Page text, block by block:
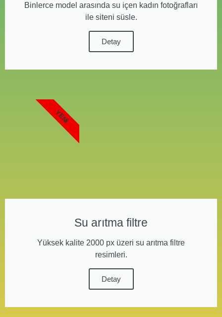
Binlerce model arasında su içen kadın fotoğrafları
ile siteni süsle.
Detay
Su arıtma filtre
Yüksek kalite 2000 px üzeri su arıtma filtre
resimleri.
Detay
YENI